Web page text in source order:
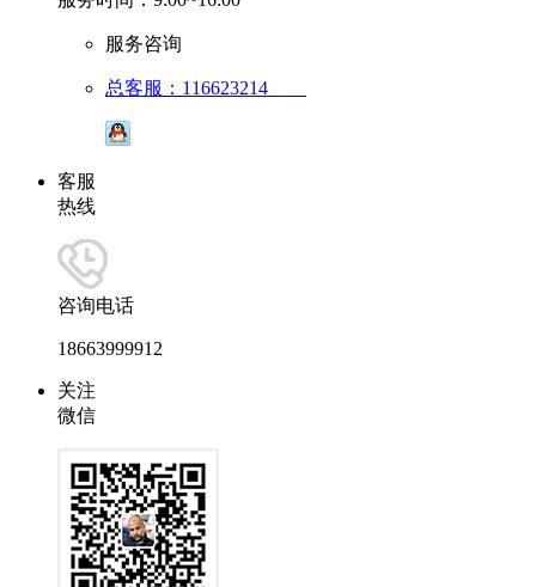
服务咨询
总客服：116623214
客服
热线
咨询电话
18663999912
关注
微信